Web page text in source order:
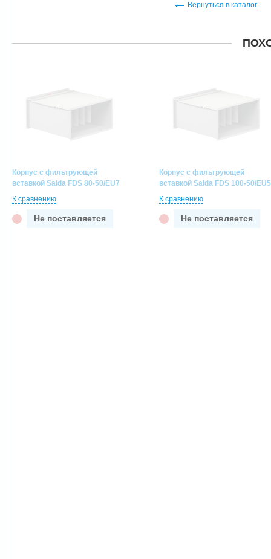
Вернуться в каталог
Корпус с фильтрующей
вставкой Salda FDS 80-50/EU7
К сравнению
Не поставляется
Корпус с фильтрующей
вставкой Salda FDS 100-50/EU5
К сравнению
Не поставляется